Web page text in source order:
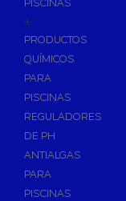
PISCINAS
+
PRODUCTOS
QUÍMICOS
PARA
PISCINAS
REGULADORES
DE PH
ANTIALGAS
PARA
PISCINAS